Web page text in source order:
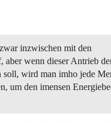
inzwischen mit den
wenn dieser Antrieb
soll, wird man imho jede
um den imensen